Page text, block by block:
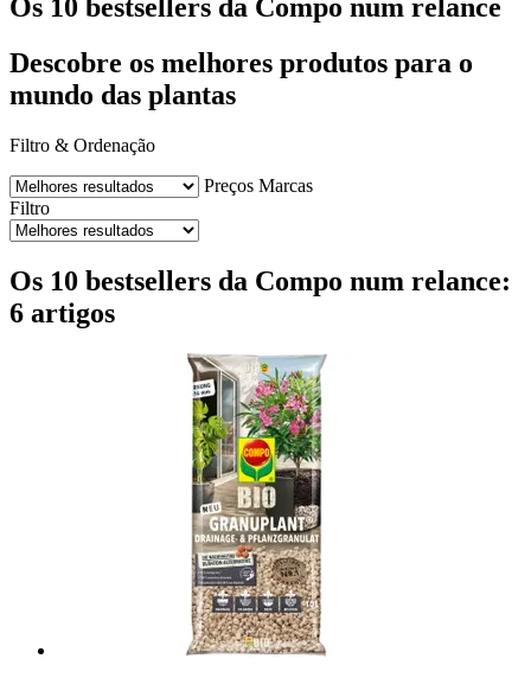
Os 10 bestsellers da Compo num relance
Descobre os melhores produtos para o
mundo das plantas
Filtro & Ordenação
Preços Marcas
Filtro
Os 10 bestsellers da Compo num relance:
6 artigos